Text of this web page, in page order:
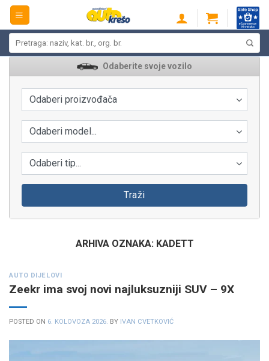
Skip
content
Odaberite svoje vozilo
Odaberi proizvođača
Odaberi model...
Odaberi tip...
Traži
ARHIVA OZNAKA: KADETT
AUTO DIJELOVI
Zeekr ima svoj novi najluksuzniji SUV – 9X
POSTED ON 6. KOLOVOZA 2026. BY IVAN CVETKOVIĆ